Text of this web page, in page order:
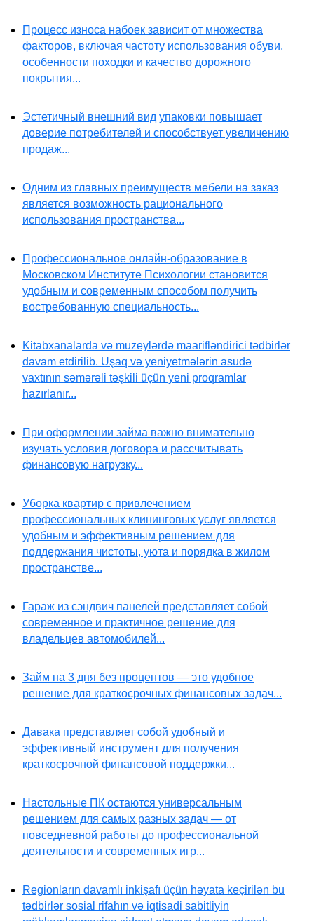
Процесс износа набоек зависит от множества
факторов, включая частоту использования обуви,
особенности походки и качество дорожного
покрытия...
Эстетичный внешний вид упаковки повышает
доверие потребителей и способствует увеличению
продаж...
Одним из главных преимуществ мебели на заказ
является возможность рационального
использования пространства...
Профессиональное онлайн-образование в
Московском Институте Психологии становится
удобным и современным способом получить
востребованную специальность...
Kitabxanalarda və muzeylərdə maarifləndirici tədbirlər
davam etdirilib. Uşaq və yeniyetmələrin asudə
vaxtının səmərəli təşkili üçün yeni proqramlar
hazırlanır...
При оформлении займа важно внимательно
изучать условия договора и рассчитывать
финансовую нагрузку...
Уборка квартир с привлечением
профессиональных клининговых услуг является
удобным и эффективным решением для
поддержания чистоты, уюта и порядка в жилом
пространстве...
Гараж из сэндвич панелей представляет собой
современное и практичное решение для
владельцев автомобилей...
Займ на 3 дня без процентов — это удобное
решение для краткосрочных финансовых задач...
Давака представляет собой удобный и
эффективный инструмент для получения
краткосрочной финансовой поддержки...
Настольные ПК остаются универсальным
решением для самых разных задач — от
повседневной работы до профессиональной
деятельности и современных игр...
Regionların davamlı inkişafı üçün həyata keçirilən bu
tədbirlər sosial rifahın və iqtisadi sabitliyin